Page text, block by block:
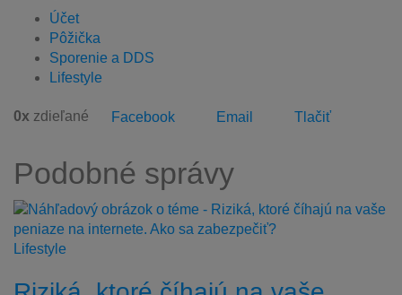
Účet
Pôžička
Sporenie a DDS
Lifestyle
0x zdieľané Facebook Email Tlačiť
Podobné správy
Lifestyle